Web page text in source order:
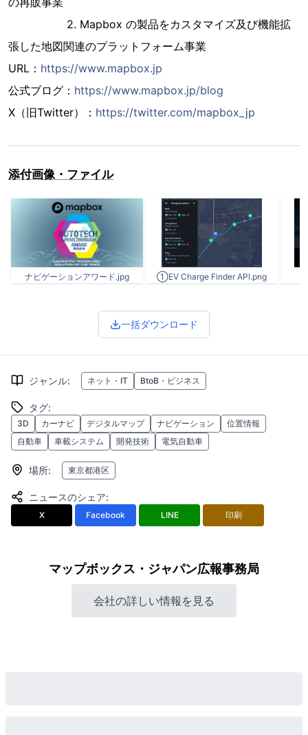
2. Mapbox の製品をカスタマイズ及び機能拡
張した地図関連のプラットフォーム事業
URL： https://www.mapbox.jp
公式ブログ： https://www.mapbox.jp/blog
X（旧Twitter）： https://twitter.com/mapbox_jp
添付画像・ファイル
ナビゲーションアワード.jpg ①EV Charge Finder API.png
一括ダウンロード
ジャンル: ネット・IT BtoB・ビジネス
タグ:
3D カーナビ デジタルマップ ナビゲーション
位置情報
自動車
車載システム 開発技術 電気自動車
場所: 東京都港区
ニュースのシェア:
X Facebook LINE 印刷
マップボックス・ジャパン広報事務局
会社の詳しい情報を見る